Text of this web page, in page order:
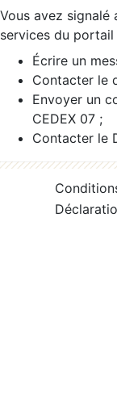
Vous avez signalé
services du portail
Écrire un
Contacter le
Envoyer un
CEDEX 07 ;
Contacter le